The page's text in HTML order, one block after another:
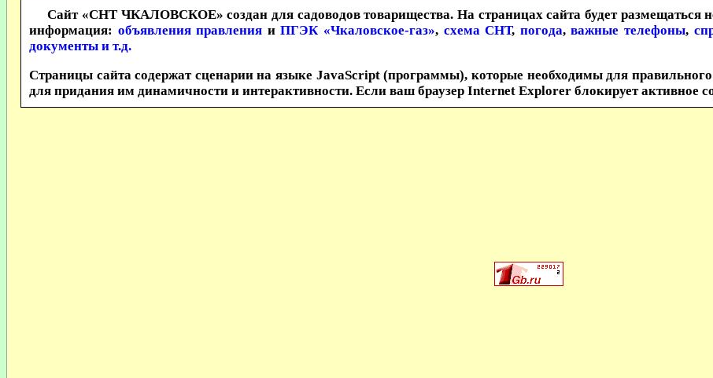
Сайт «СНТ ЧКАЛОВСКОЕ» создан для садоводов товарищества. На страницах сайта будет размещаться
информация: объявления правления иПГЭК «Чкаловское-газ», схема СНТ, погода,важные телефоны,
документы и т.д.
Страницы сайта содержат сценарии на языке JavaScript (программы), которые необходимы для
для придания им динамичности и интерактивности. Если ваш браузер Internet Explorer блокирует активное